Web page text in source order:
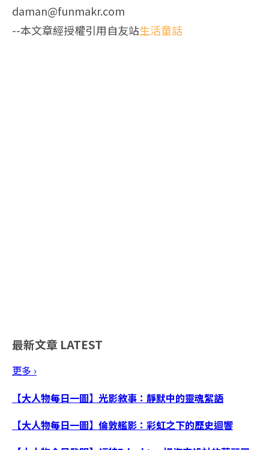
daman@funmakr.com
--本文章經授權引用自友站生活童話
最新文章 LATEST
更多 ›
【大人物每日一圖】光影敘事：靜默中的靈魂絮語
【大人物每日一圖】倫敦艦影：彩虹之下的歷史迴響